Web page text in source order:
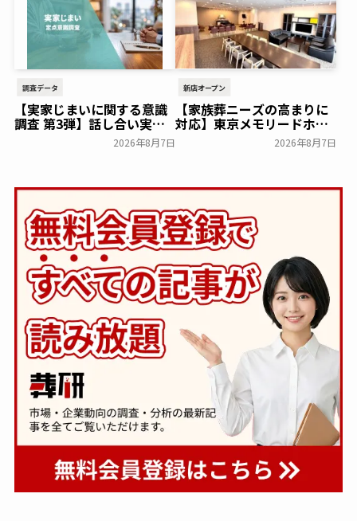
調査データ
【実家じまいに関する意識
調査 第3弾】話し合い実施
率は29.5％で前回から低
下。「大相続時代」でも家
2026年8月7日
新店オープン
【家族葬ニーズの高まりに
対応】東京メモリードホー
ルに貸切型家族葬空間『第
８ホール～Living～』オー
2026年8月7日